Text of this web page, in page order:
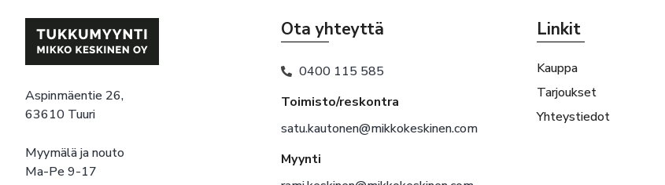
Aspinmäentie 26,
63610 Tuuri
Myymälä ja nouto
Ma-Pe 9-17
Ota yhteyttä
0400 115 585
Toimisto/reskontra
satu.kautonen@mikkokeskinen.com
Myynti
Linkit
Kauppa
Tarjoukset
Yhteystiedot